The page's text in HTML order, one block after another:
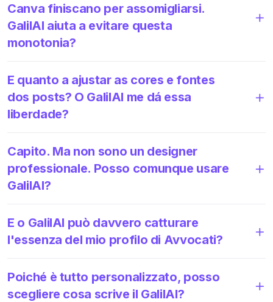
Canva finiscano per assomigliarsi.
GalilAI aiuta a evitare questa
monotonia?
E quanto a ajustar as cores e fontes
dos posts? O GalilAI me dá essa
liberdade?
Capito. Ma non sono un designer
professionale. Posso comunque usare
GalilAI?
E o GalilAI può davvero catturare
l'essenza del mio profilo di Avvocati?
Poiché è tutto personalizzato, posso
scegliere cosa scrive il GalilAI?